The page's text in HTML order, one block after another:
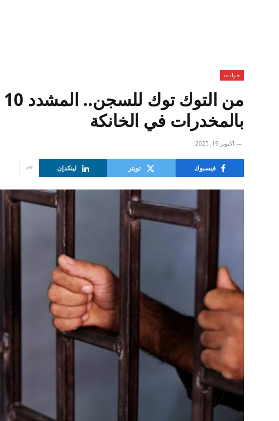
حوادث
بالمخدرات في الخانكة
أكتوبر 19, 2025
فيسبوك تويتر لينكدإن